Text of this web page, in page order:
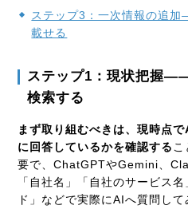
ステップ3：一次情報の追
載せる
ステップ1：現状把握
検索する
まず取り組むべきは、現時点
に回答しているかを確認するこ
要で、ChatGPTやGemini、
「自社名」「自社のサービス
ド」などで実際にAIへ質問して